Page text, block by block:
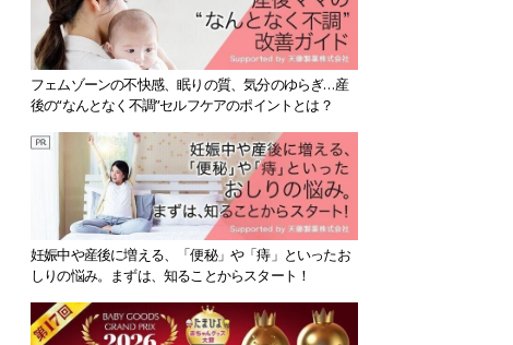
フェムゾーンの不快感、眠りの質、気分のゆらぎ…産
後の“なんとなく不調”セルフケアのポイントとは？
妊娠中や産後に増える、「便秘」や「痔」といったお
しりの悩み。まずは、知ることからスタート！